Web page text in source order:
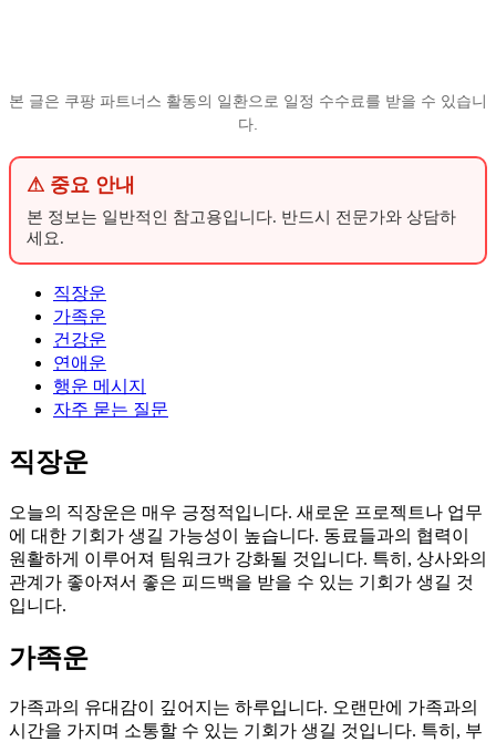
본 글은 쿠팡 파트너스 활동의 일환으로 일정 수수료를 받을 수 있습니
다.
⚠ 중요 안내
본 정보는 일반적인 참고용입니다. 반드시 전문가와 상담하
세요.
직장운
가족운
건강운
연애운
행운 메시지
자주 묻는 질문
직장운
오늘의 직장운은 매우 긍정적입니다. 새로운 프로젝트나 업무
에 대한 기회가 생길 가능성이 높습니다. 동료들과의 협력이
원활하게 이루어져 팀워크가 강화될 것입니다. 특히, 상사와의
관계가 좋아져서 좋은 피드백을 받을 수 있는 기회가 생길 것
입니다.
가족운
가족과의 유대감이 깊어지는 하루입니다. 오랜만에 가족과의
시간을 가지며 소통할 수 있는 기회가 생길 것입니다. 특히, 부